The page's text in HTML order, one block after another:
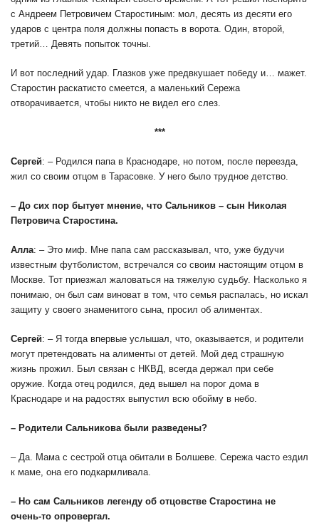
с Андреем Петровичем Старостиным: мол, десять из десяти его
ударов с центра поля должны попасть в ворота. Один, второй,
третий… Девять попыток точны.
И вот последний удар. Глазков уже предвкушает победу и… мажет.
Старостин раскатисто смеется, а маленький Сережа
отворачивается, чтобы никто не видел его слез.
***
Сергей: – Родился папа в Краснодаре, но потом, после переезда,
жил со своим отцом в Тарасовке. У него было трудное детство.
– До сих пор бытует мнение, что Сальников – сын Николая
Петровича Старостина.
Алла: – Это миф. Мне папа сам рассказывал, что, уже будучи
известным футболистом, встречался со своим настоящим отцом в
Москве. Тот приезжал жаловаться на тяжелую судьбу. Насколько я
понимаю, он был сам виноват в том, что семья распалась, но искал
защиту у своего знаменитого сына, просил об алиментах.
Сергей: – Я тогда впервые услышал, что, оказывается, и родители
могут претендовать на алименты от детей. Мой дед страшную
жизнь прожил. Был связан с НКВД, всегда держал при себе
оружие. Когда отец родился, дед вышел на порог дома в
Краснодаре и на радостях выпустил всю обойму в небо.
– Родители Сальникова были разведены?
– Да. Мама с сестрой отца обитали в Болшеве. Сережа часто ездил
к маме, она его подкармливала.
– Но сам Сальников легенду об отцовстве Старостина не
очень-то опровергал.